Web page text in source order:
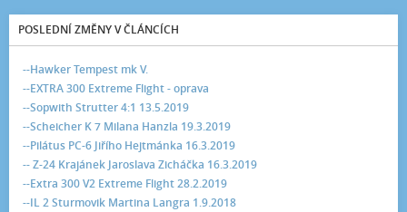
POSLEDNÍ ZMĚNY V ČLÁNCÍCH
--Hawker Tempest mk V.
--EXTRA 300 Extreme Flight - oprava
--Sopwith Strutter 4:1 13.5.2019
--Scheicher K 7 Milana Hanzla 19.3.2019
--Pilátus PC-6 Jiřího Hejtmánka 16.3.2019
-- Z-24 Krajánek Jaroslava Zicháčka 16.3.2019
--Extra 300 V2 Extreme Flight 28.2.2019
--IL 2 Sturmovik Martina Langra 1.9.2018